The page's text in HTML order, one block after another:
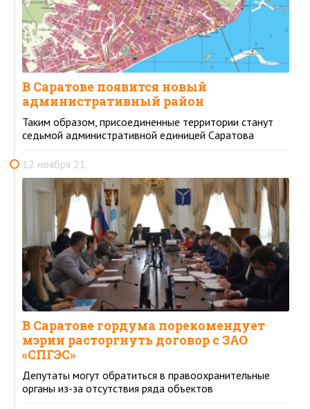
В Саратове появится новый
административный район
Таким образом, присоединенные территории станут
седьмой административной единицей Саратова
12 ноября 21
В Саратове гордума порекомендует
мэрии расторгнуть договор с ЗАО
«СПГЭС»
Депутаты могут обратиться в правоохранительные
органы из-за отсутствия ряда объектов